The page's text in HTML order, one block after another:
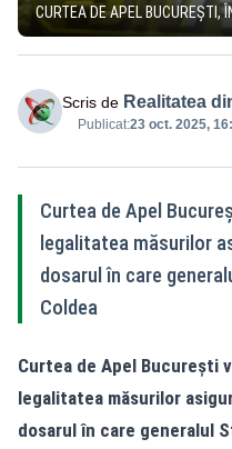
CURTEA DE APEL BUCUREȘTI,
Scris de Realitatea
Publicat:23 oct. 2025,
Curtea de Apel
legalitatea măsurilor
dosarul în care
Coldea
Curtea de Apel București
legalitatea măsurilor
dosarul în care generalul